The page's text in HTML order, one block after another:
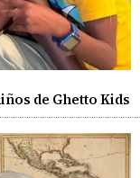
de Ghetto Kids